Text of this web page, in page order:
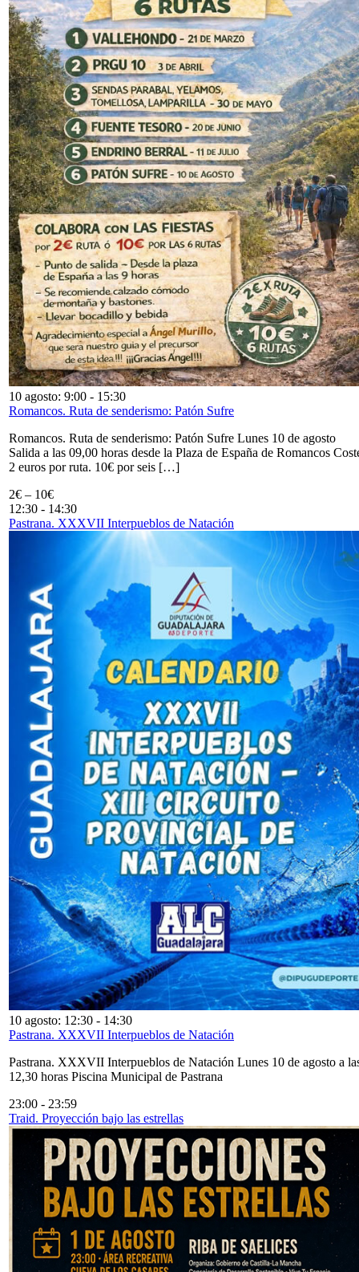
10 agosto: 9:00 - 15:30
Romancos. Ruta de senderismo: Patón Sufre
Romancos. Ruta de senderismo: Patón Sufre Lunes 10 de agosto
Salida a las 09,00 horas desde la Plaza de España de Romancos
2 euros por ruta. 10€ por seis […]
2€ – 10€
12:30 - 14:30
Pastrana. XXXVII Interpueblos de Natación
10 agosto: 12:30 - 14:30
Pastrana. XXXVII Interpueblos de Natación
Pastrana. XXXVII Interpueblos de Natación Lunes 10 de agosto a
12,30 horas Piscina Municipal de Pastrana
23:00 - 23:59
Traid. Proyección bajo las estrellas